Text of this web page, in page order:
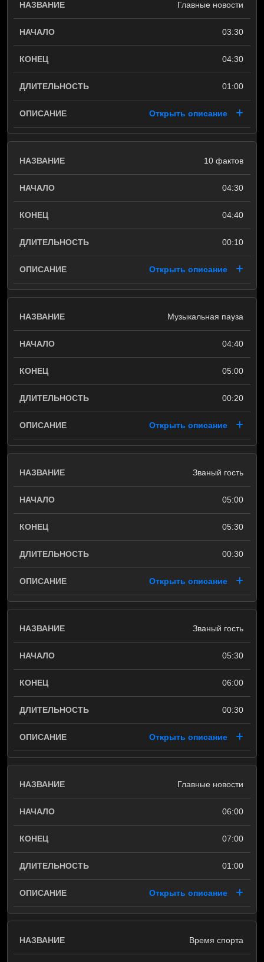
Главные новости
03:30
04:30
01:00
Открыть описание
10 фактов
04:30
04:40
00:10
Открыть описание
Музыкальная пауза
04:40
05:00
00:20
Открыть описание
Званый гость
05:00
05:30
00:30
Открыть описание
Званый гость
05:30
06:00
00:30
Открыть описание
Главные новости
06:00
07:00
01:00
Открыть описание
Время спорта